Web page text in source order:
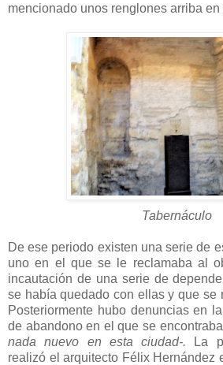
mencionado unos renglones arriba en
Tabernáculo
De ese periodo existen una serie de
uno en el que se le reclamaba al
incautación de una serie de
se había quedado con ellas y que se
Posteriormente hubo denuncias en
de abandono en el que se
nada nuevo en esta ciudad-. La
realizó el arquitecto Félix Hernández